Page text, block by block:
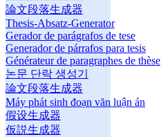
論文段落生成器
Thesis-Absatz-Generator
Gerador de parágrafos de tese
Generador de párrafos para tesis
Générateur de paragraphes de thèse
논문 단락 생성기
論文段落生成器
Máy phát sinh đoạn văn luận án
假设生成器
仮説生成器